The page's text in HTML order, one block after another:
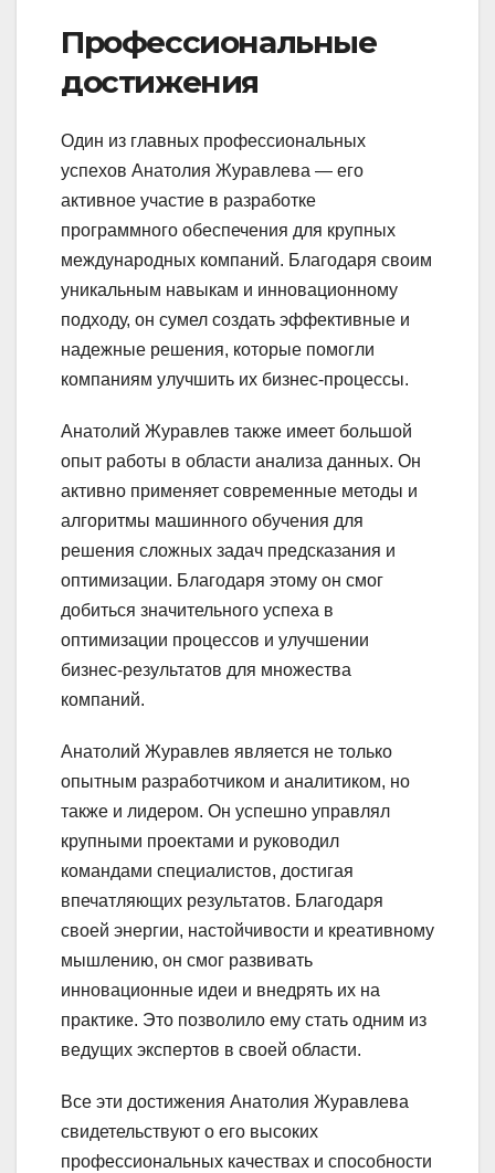
Профессиональные
достижения
Один из главных профессиональных
успехов Анатолия Журавлева — его
активное участие в разработке
программного обеспечения для крупных
международных компаний. Благодаря своим
уникальным навыкам и инновационному
подходу, он сумел создать эффективные и
надежные решения, которые помогли
компаниям улучшить их бизнес-процессы.
Анатолий Журавлев также имеет большой
опыт работы в области анализа данных. Он
активно применяет современные методы и
алгоритмы машинного обучения для
решения сложных задач предсказания и
оптимизации. Благодаря этому он смог
добиться значительного успеха в
оптимизации процессов и улучшении
бизнес-результатов для множества
компаний.
Анатолий Журавлев является не только
опытным разработчиком и аналитиком, но
также и лидером. Он успешно управлял
крупными проектами и руководил
командами специалистов, достигая
впечатляющих результатов. Благодаря
своей энергии, настойчивости и креативному
мышлению, он смог развивать
инновационные идеи и внедрять их на
практике. Это позволило ему стать одним из
ведущих экспертов в своей области.
Все эти достижения Анатолия Журавлева
свидетельствуют о его высоких
профессиональных качествах и способности